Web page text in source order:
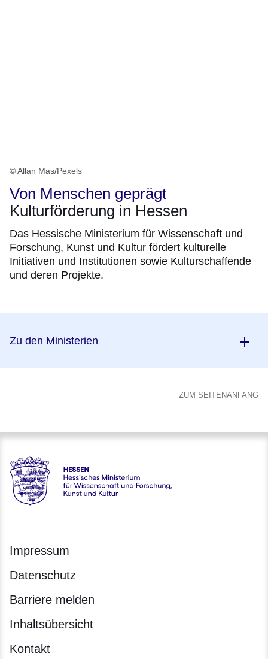
© Allan Mas/Pexels
Von Menschen geprägt
Kulturförderung in Hessen
Das Hessische Ministerium für Wissenschaft und
Forschung, Kunst und Kultur fördert kulturelle
Initiativen und Institutionen sowie Kulturschaffende
und deren Projekte.
Zu den Ministerien
ZUM SEITENANFANG
Hessen - Hessisches Ministerium für Wissenschaft und
Impressum
Datenschutz
Barriere melden
Inhaltsübersicht
Kontakt